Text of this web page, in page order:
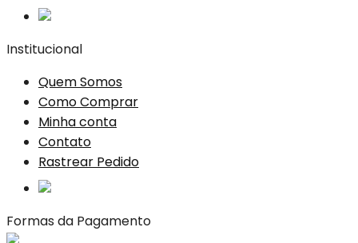
Institucional
Quem Somos
Como Comprar
Minha conta
Contato
Rastrear Pedido
Formas da Pagamento